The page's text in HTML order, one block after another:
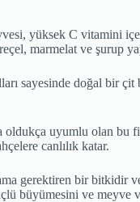
yüksek C vitamini
marmelat ve şurup
sayesinde doğal bir
oldukça uyumlu olan bu
canlılık katar.
gerektiren bir bitkidir
büyümesini ve meyve